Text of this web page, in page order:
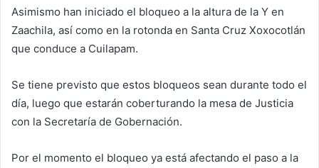
Asimismo han iniciado el bloqueo a la altura de la Y en
Zaachila, así como en la rotonda en Santa Cruz Xoxocotlán
que conduce a Cuilapam.
Se tiene previsto que estos bloqueos sean durante todo el
día, luego que estarán coberturando la mesa de Justicia
con la Secretaría de Gobernación.
Por el momento el bloqueo ya está afectando el paso a la